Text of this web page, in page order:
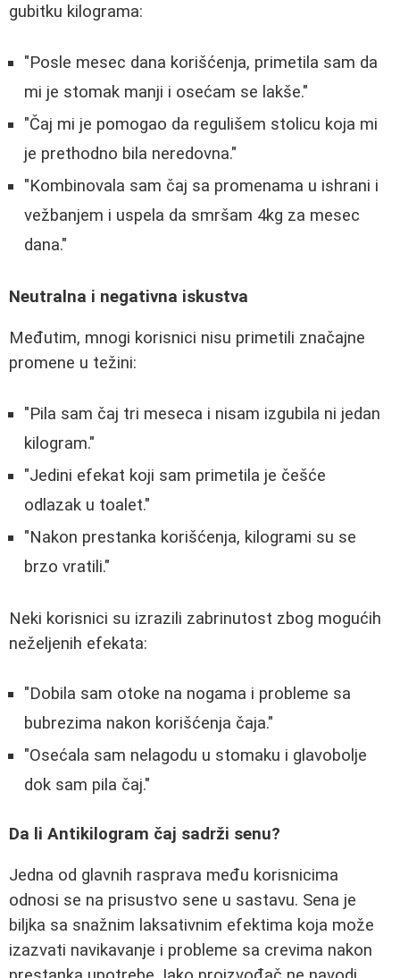
gubitku kilograma:
"Posle mesec dana korišćenja, primetila sam da
mi je stomak manji i osećam se lakše."
"Čaj mi je pomogao da regulišem stolicu koja mi
je prethodno bila neredovna."
"Kombinovala sam čaj sa promenama u ishrani i
vežbanjem i uspela da smršam 4kg za mesec
dana."
Neutralna i negativna iskustva
Međutim, mnogi korisnici nisu primetili značajne
promene u težini:
"Pila sam čaj tri meseca i nisam izgubila ni jedan
kilogram."
"Jedini efekat koji sam primetila je češće
odlazak u toalet."
"Nakon prestanka korišćenja, kilogrami su se
brzo vratili."
Neki korisnici su izrazili zabrinutost zbog mogućih
neželjenih efekata:
"Dobila sam otoke na nogama i probleme sa
bubrezima nakon korišćenja čaja."
"Osećala sam nelagodu u stomaku i glavobolje
dok sam pila čaj."
Da li Antikilogram čaj sadrži senu?
Jedna od glavnih rasprava među korisnicima
odnosi se na prisustvo sene u sastavu. Sena je
biljka sa snažnim laksativnim efektima koja može
izazvati navikavanje i probleme sa crevima nakon